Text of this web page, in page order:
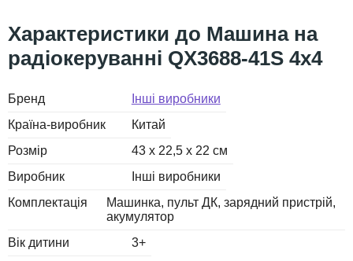
Машина на
радіокеруванні QX3688-41S 4х4
Бренд
Інші виробники
Країна-виробник
Китай
Розмір
43 х 22,5 х 22 см
Виробник
Інші виробники
Комплектація
Машинка, пульт ДК, зарядний пристрій,
акумулятор
Вік дитини
3+